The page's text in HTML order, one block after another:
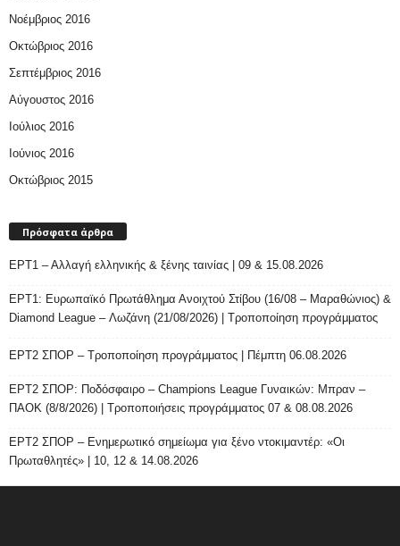
Νοέμβριος 2016
Οκτώβριος 2016
Σεπτέμβριος 2016
Αύγουστος 2016
Ιούλιος 2016
Ιούνιος 2016
Οκτώβριος 2015
Πρόσφατα άρθρα
ΕΡΤ1 – Αλλαγή ελληνικής & ξένης ταινίας | 09 & 15.08.2026
ΕΡΤ1: Ευρωπαϊκό Πρωτάθλημα Ανοιχτού Στίβου (16/08 – Μαραθώνιος) &
Diamond League – Λωζάνη (21/08/2026) | Τροποποίηση προγράμματος
ΕΡΤ2 ΣΠΟΡ – Τροποποίηση προγράμματος | Πέμπτη 06.08.2026
ΕΡΤ2 ΣΠΟΡ: Ποδόσφαιρο – Champions League Γυναικών: Μπραν –
ΠΑΟΚ (8/8/2026) | Τροποποιήσεις προγράμματος 07 & 08.08.2026
ΕΡΤ2 ΣΠΟΡ – Ενημερωτικό σημείωμα για ξένο ντοκιμαντέρ: «Οι
Πρωταθλητές» | 10, 12 & 14.08.2026